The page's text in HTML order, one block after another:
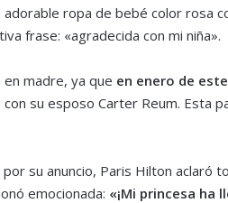
ropa de bebé color rosa
frase: «agradecida con mi niña».
madre, ya que en enero de
su esposo Carter Reum. Esta
su anuncio, Paris Hilton aclaró
emocionada: «¡Mi princesa ha